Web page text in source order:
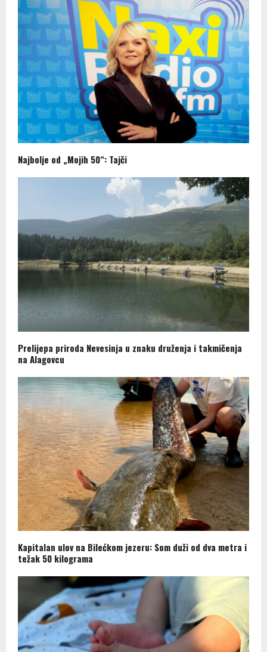
Najbolje od „Mojih 50“: Tajči
Prelijepa priroda Nevesinja u znaku druženja i takmičenja
na Alagovcu
Kapitalan ulov na Bilećkom jezeru: Som duži od dva metra i
težak 50 kilograma